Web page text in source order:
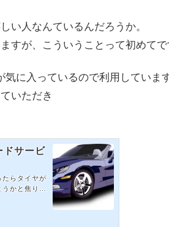
い人なんているんだろうか。
すが、こういうことって初めてで
に入っているので利用しています
いただき
ドサービ
らタイヤが
かと焦りま
て「ここま